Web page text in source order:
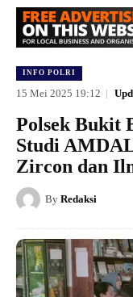
INFO POLRI
15 Mei 2025 19:12
Polsek Bukit
Studi
Zircon dan
By Redaksi